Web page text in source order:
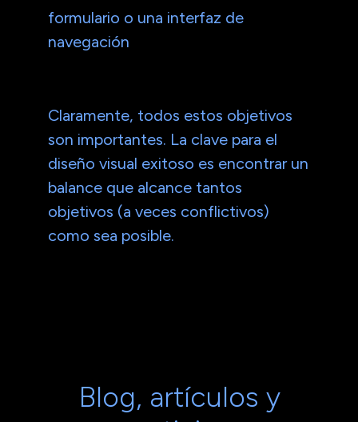
formulario o una interfaz de
navegación
Claramente, todos estos objetivos
son importantes. La clave para el
diseño visual exitoso es encontrar un
balance que alcance tantos
objetivos (a veces conflictivos)
como sea posible.
Blog, artículos y